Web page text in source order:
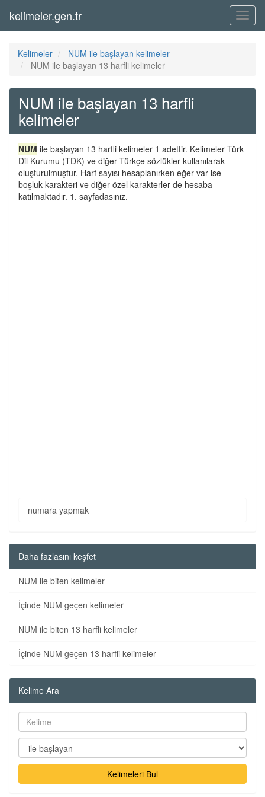
Menü
kelimeler.gen.tr
Kelimeler
NUM ile başlayan kelimeler
NUM ile başlayan 13 harfli kelimeler
NUM ile başlayan 13 harfli
kelimeler
NUM ile başlayan 13 harfli kelimeler 1 adettir. Kelimeler Türk
Dil Kurumu (TDK) ve diğer Türkçe sözlükler kullanılarak
oluşturulmuştur. Harf sayısı hesaplanırken eğer var ise
boşluk karakteri ve diğer özel karakterler de hesaba
katılmaktadır. 1. sayfadasınız.
numara yapmak
Daha fazlasını keşfet
NUM ile biten kelimeler
İçinde NUM geçen kelimeler
NUM ile biten 13 harfli kelimeler
İçinde NUM geçen 13 harfli kelimeler
Kelime Ara
Kelimeleri Bul